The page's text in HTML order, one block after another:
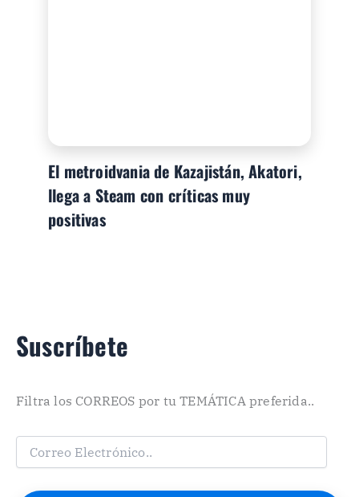
El metroidvania de Kazajistán, Akatori,
llega a Steam con críticas muy
positivas
Suscríbete
Filtra los CORREOS por tu TEMÁTICA preferida..
C